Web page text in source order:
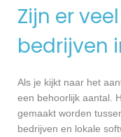
Zijn er
bedrijven
Als je kijkt naar het
een behoorlijk aantal.
gemaakt worden
bedrijven en lokale